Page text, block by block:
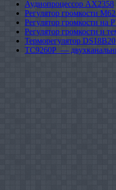
Аудиопроцессор AX2358
Регулятор громкости
Регулятор громкости на
Регулятор громкости и
Терморегулятор
TC9260P —